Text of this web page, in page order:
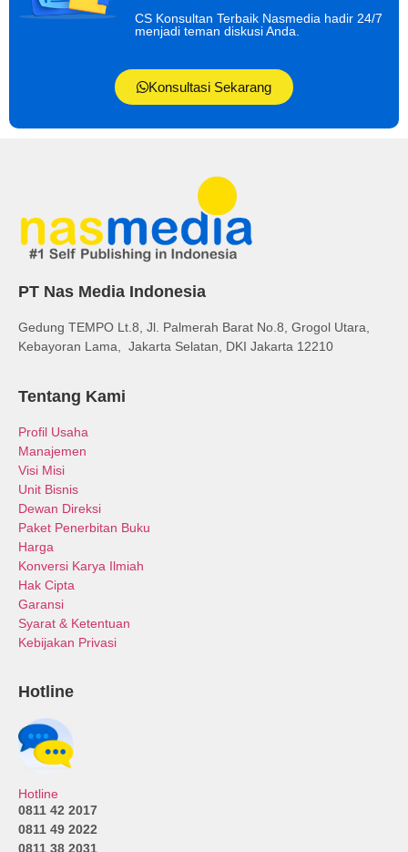
CS Konsultan Terbaik Nasmedia hadir 24/7
menjadi teman diskusi Anda.
Konsultasi Sekarang
PT Nas Media Indonesia
Gedung TEMPO Lt.8, Jl. Palmerah Barat No.8, Grogol Utara,
Kebayoran Lama, Jakarta Selatan, DKI Jakarta 12210
Tentang Kami
Profil Usaha
Manajemen
Visi Misi
Unit Bisnis
Dewan Direksi
Paket Penerbitan Buku
Harga
Konversi Karya Ilmiah
Hak Cipta
Garansi
Syarat & Ketentuan
Kebijakan Privasi
Hotline
Hotline
0811 42 2017
0811 49 2022
0811 38 2031